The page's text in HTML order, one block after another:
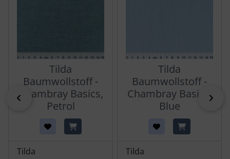
zurück
Tilda
Baumwollstoff -
Chambray Basics,
Petrol
Tilda
Tilda
Baumwollstoff -
Chambray Basics,
Blue
Tilda